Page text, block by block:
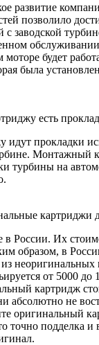
развитие
позволило
с заводской
будет
была
есть
идут прокладки
Монтажный
турбины на
картриджи
России. Их
образом, в
неоригинальных
от 5000 до
картридж
абсолютно не
оригинальный
точно подделка и